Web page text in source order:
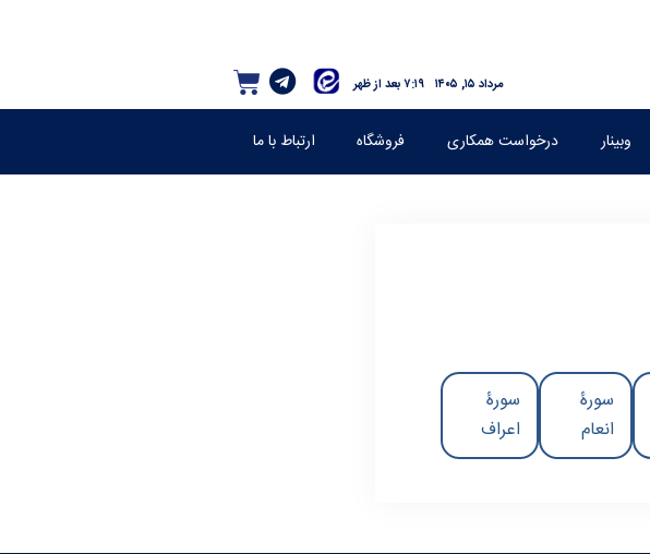
۷:۱۹ بعد از ظهر مرداد ۱۵, ۱۴۰۵
وبینار درخواست همکاری فروشگاه ارتباط با ما
سورۀ
انعام
سورۀ
اعراف